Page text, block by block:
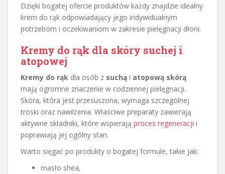
Dzięki bogatej ofercie produktów każdy znajdzie idealny
krem do rąk odpowiadający jego indywidualnym
potrzebom i oczekiwaniom w zakresie pielęgnacji dłoni.
Kremy do rąk dla skóry suchej i
atopowej
Kremy do rąk dla osób z suchą i atopową skórą
mają ogromne znaczenie w codziennej pielęgnacji.
Skóra, która jest przesuszona, wymaga szczególnej
troski oraz nawilżenia. Właściwe preparaty zawierają
aktywne składniki, które wspierają proces regeneracji i
poprawiają jej ogólny stan.
Warto sięgać po produkty o bogatej formule, takie jak:
masło shea,